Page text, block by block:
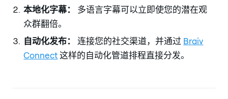
本地化字幕：
多语言字幕可以立即使您的潜在观
众群翻倍。
自动化发布：
连接您的社交渠道，并通过 Braiv
Connect这样的自动化管道排程直接分发。